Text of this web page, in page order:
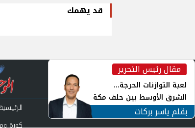
قد يهمك
مقال رئيس التحرير
لعبة التوازنات الحرجة...
الشرق الأوسط بين حلف مكة
ورياح طهران
بقلم ياسر بركات الرئيسية